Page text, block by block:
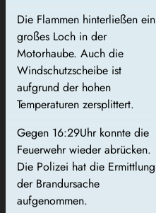
Die Flammen hinterließen ein
großes Loch in der
Motorhaube. Auch die
Windschutzscheibe ist
aufgrund der hohen
Temperaturen zersplittert.
Gegen 16:29Uhr konnte die
Feuerwehr wieder abrücken.
Die Polizei hat die Ermittlung
der Brandursache
aufgenommen.